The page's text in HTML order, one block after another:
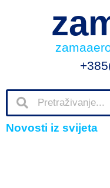
Novosti iz svijeta